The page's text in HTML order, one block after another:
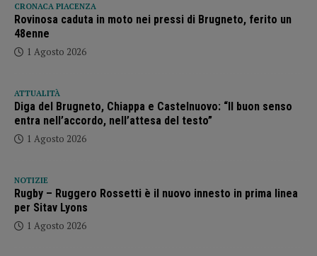
CRONACA PIACENZA
Rovinosa caduta in moto nei pressi di Brugneto, ferito un
48enne
1 Agosto 2026
ATTUALITÀ
Diga del Brugneto, Chiappa e Castelnuovo: “Il buon senso
entra nell’accordo, nell’attesa del testo”
1 Agosto 2026
NOTIZIE
Rugby – Ruggero Rossetti è il nuovo innesto in prima linea
per Sitav Lyons
1 Agosto 2026